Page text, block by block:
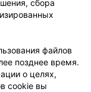
сбора
файлов
позднее время.
о целях,
cookie вы